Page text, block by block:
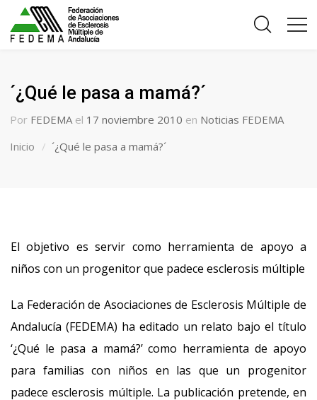
´¿Qué le pasa a mamá?´
Por FEDEMA el 17 noviembre 2010 en Noticias FEDEMA
Inicio
´¿Qué le pasa a mamá?´
El objetivo es servir como herramienta de apoyo a
niños con un progenitor que padece esclerosis múltiple
La Federación de Asociaciones de Esclerosis Múltiple de
Andalucía (FEDEMA) ha editado un relato bajo el título
‘¿Qué le pasa a mamá?’ como herramienta de apoyo
para familias con niños en las que un progenitor
padece esclerosis múltiple. La publicación pretende, en